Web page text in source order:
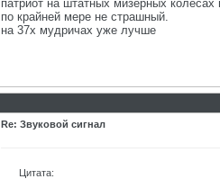
патриот на штатных мизерных
по крайней мере не страшный.
на 37х мудричах уже лучше
Re: Звуковой сигнал
Цитата: